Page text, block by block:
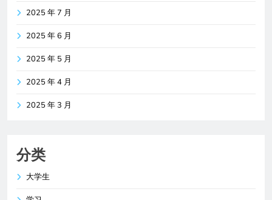
2025 年 7 月
2025 年 6 月
2025 年 5 月
2025 年 4 月
2025 年 3 月
分类
大学生